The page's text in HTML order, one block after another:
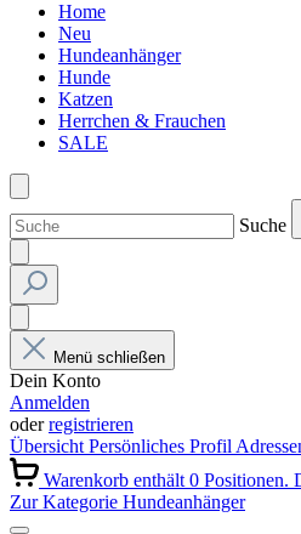
Home
Neu
Hundeanhänger
Hunde
Katzen
Herrchen & Frauchen
SALE
Suche
Menü schließen
Dein Konto
Anmelden
oderregistrieren
ÜbersichtPersönliches Profil
Warenkorb enthält 0 Positionen.
Zur Kategorie Hundeanhänger